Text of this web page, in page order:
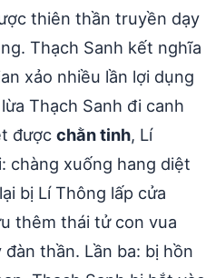
thiên thần truyền dạy
Thạch Sanh kết nghĩa
xảo nhiều lần lợi dụng
Thạch Sanh đi canh
được chằn tinh, Lí
chàng xuống hang diệt
bị Lí Thông lấp cửa
thêm thái tử con vua
thần. Lần ba: bị hồn